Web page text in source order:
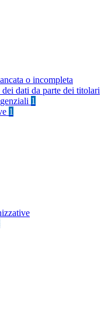
o incompleta
dati da parte dei titolari
1
1